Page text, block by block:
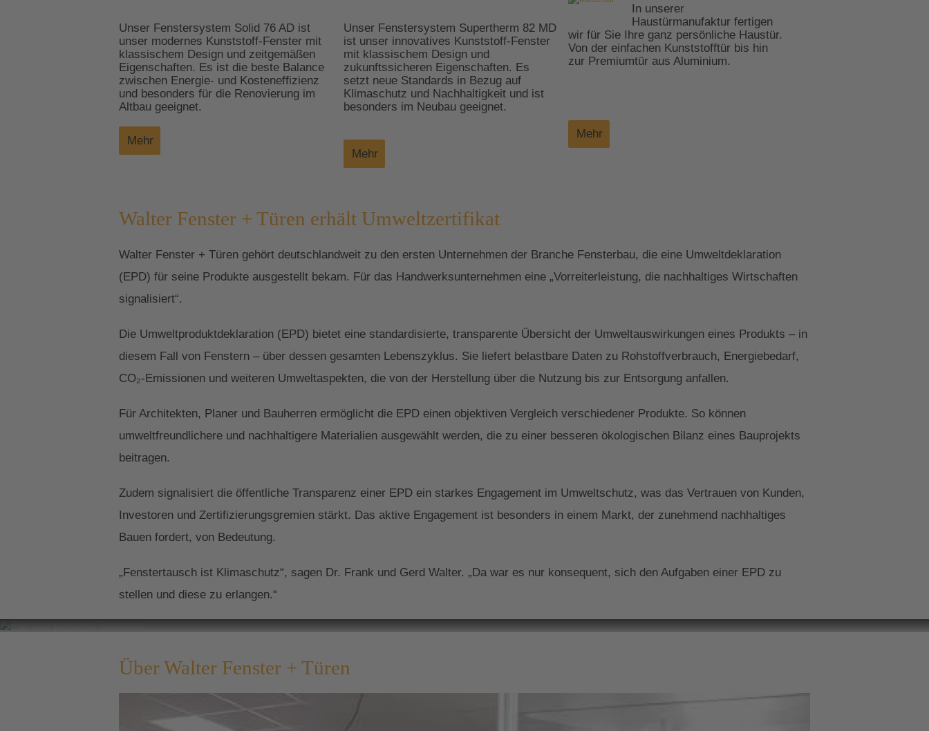
Unser Fenstersystem Solid 76 AD ist
unser modernes Kunststoff-Fenster mit
klassischem Design und zeitgemäßen
Eigenschaften. Es ist die beste Balance
zwischen Energie- und Kosteneffizienz
und besonders für die Renovierung im
Altbau geeignet.
Mehr
Unser Fenstersystem Supertherm 82 MD
ist unser innovatives Kunststoff-Fenster
mit klassischem Design und
zukunftssicheren Eigenschaften. Es
setzt neue Standards in Bezug auf
Klimaschutz und Nachhaltigkeit und ist
besonders im Neubau geeignet.
Mehr
In unserer
Haustürmanufaktur fertigen
wir für Sie Ihre ganz persönliche Haustür.
Von der einfachen Kunststofftür bis hin
zur Premiumtür aus Aluminium.
Mehr
Walter Fenster + Türen erhält Umweltzertifikat
Walter Fenster + Türen gehört deutschlandweit zu den ersten Unternehmen der Branche Fensterbau, die eine Umweltdeklaration
(EPD) für seine Produkte ausgestellt bekam. Für das Handwerksunternehmen eine „Vorreiterleistung, die nachhaltiges Wirtschaften
signalisiert“.
Die Umweltproduktdeklaration (EPD) bietet eine standardisierte, transparente Übersicht der Umweltauswirkungen eines Produkts – in
diesem Fall von Fenstern – über dessen gesamten Lebenszyklus. Sie liefert belastbare Daten zu Rohstoffverbrauch, Energiebedarf,
CO₂-Emissionen und weiteren Umweltaspekten, die von der Herstellung über die Nutzung bis zur Entsorgung anfallen.
Für Architekten, Planer und Bauherren ermöglicht die EPD einen objektiven Vergleich verschiedener Produkte. So können
umweltfreundlichere und nachhaltigere Materialien ausgewählt werden, die zu einer besseren ökologischen Bilanz eines Bauprojekts
beitragen.
Zudem signalisiert die öffentliche Transparenz einer EPD ein starkes Engagement im Umweltschutz, was das Vertrauen von Kunden,
Investoren und Zertifizierungsgremien stärkt. Das aktive Engagement ist besonders in einem Markt, der zunehmend nachhaltiges
Bauen fordert, von Bedeutung.
„Fenstertausch ist Klimaschutz“, sagen Dr. Frank und Gerd Walter. „Da war es nur konsequent, sich den Aufgaben einer EPD zu
stellen und diese zu erlangen.“
Fassade und prägen das Erscheinungsbild Ihres Objektes nach innen und außen. Lassen Sie sich
inspirieren!
Über Walter Fenster + Türen